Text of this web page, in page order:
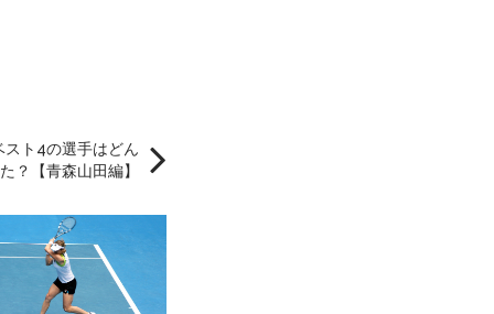
ト4の選手はどん
？【青森山田編】